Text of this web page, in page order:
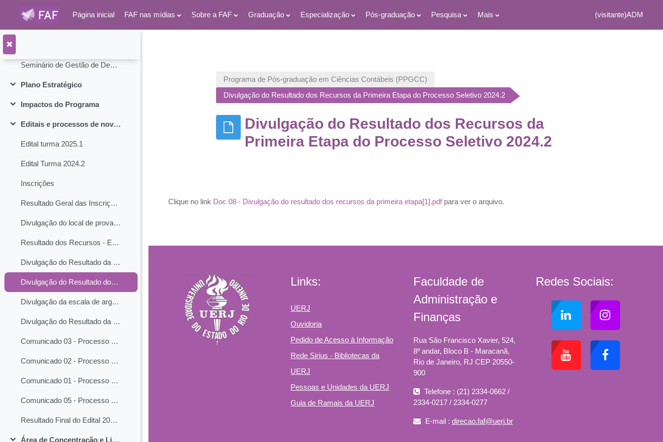
Ir para o conteúdo principal
Página inicial FAF nas mídias Sobre a FAF Graduação Especialização Pós-graduação Pesquisa Mais (visitante)ADM
Contrair
Seminário de Gestão de Descomissionamento em Estrutura Offshore no Brasil - Programação
Contrair
Plano Estratégico
Contrair
Impactos do Programa
Contrair
Editais e processos de novas turmas
Edital turma 2025.1
Edital Turma 2024.2
Inscrições
Resultado Geral das Inscrições do Edital 2024.2 - PPGCC
Divulgação do local de prova_Edital 2024.2
Resultado dos Recursos - Etapa: Resultado Geral das Inscriçõe
Divulgação do Resultado da Primeira Etapa do Processo Seletivo 2024.2
Divulgação do Resultado dos Recursos da Primeira Etapa do Processo Seletivo 2024.2
Divulgação da escala de arguições da segunda etapa do Edital do PPGCC 2024.2
Divulgação do Resultado da Segunda Etapa do Processo Seletivo 2024.2
Comunicado 03 - Processo Seletivo 2024.2
Comunicado 02 - Processo seletivo 2024.2
Comunicado 01 - Processo Seletivo 2024.2
Comunicado 05 - Processo seletivo 2024.2
Resultado Final do Edital 2024.2
Área de Concentração e Linha de Pesquisa
Programa de Pós-graduação em Ciências Contábeis (PPGCC)
Divulgação do Resultado dos Recursos da Primeira Etapa do Processo Seletivo 2024.2
Divulgação do Resultado dos Recursos da
Primeira Etapa do Processo Seletivo 2024.2
Clique no link Doc 08 - Divulgação do resultado dos recursos da primeira etapa[1].pdfpara ver o arquivo.
Links:
UERJ
Ouvidoria
Pedido de Acesso à Informação
Rede Sirius - Bibliotecas da
UERJ
Pessoas e Unidades da UERJ
Guia de Ramais da UERJ
Faculdade de
Administração e
Finanças
Rua São Francisco Xavier, 524,
8º andar, Bloco B - Maracanã,
Rio de Janeiro, RJ CEP 20550-
900
Telefone : (21) 2334-0662 /
2334-0217 / 2334-0277
E-mail : direcao.faf@uerj.br
Redes Sociais: